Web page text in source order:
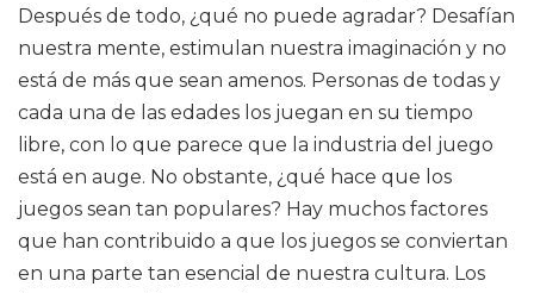
Después de todo, ¿qué no puede agradar? Desafían
nuestra mente, estimulan nuestra imaginación y no
está de más que sean amenos. Personas de todas y
cada una de las edades los juegan en su tiempo
libre, con lo que parece que la industria del juego
está en auge. No obstante, ¿qué hace que los
juegos sean tan populares? Hay muchos factores
que han contribuido a que los juegos se conviertan
en una parte tan esencial de nuestra cultura. Los